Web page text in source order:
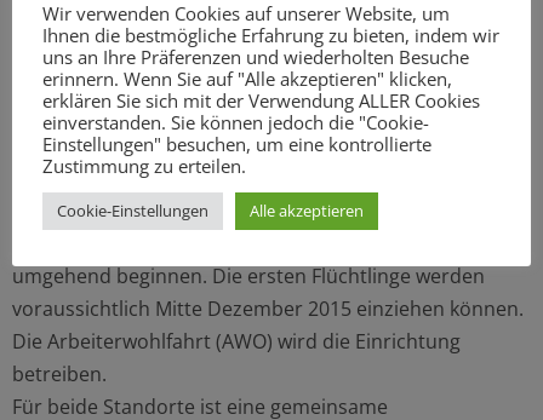
wird die Unterkunft betreiben, das Gebäude wird
unverzüglich hergerichtet. Die Belegung des Standortes
wird voraussichtlich in den kommenden Wochen
erfolgen.
Hellmesbergerweg:
In dem ehemaligen Praktiker-Baumarkt im
Hellmesbergerweg werden rund 800 Schlafplätze für
umgehend beginnen. Die ersten Flüchtlinge werden
voraussichtlich Mitte Dezember 2015 einziehen können.
Die Arbeiterwohlfahrt (AWO) wird die Einrichtung
betreiben.
Für beide Standorte ist eine gemeinsame
Wir verwenden Cookies auf unserer Website, um
Ihnen die bestmögliche Erfahrung zu bieten, indem wir
uns an Ihre Präferenzen und wiederholten Besuche
erinnern. Wenn Sie auf "Alle akzeptieren" klicken,
erklären Sie sich mit der Verwendung ALLER Cookies
einverstanden. Sie können jedoch die "Cookie-
Einstellungen" besuchen, um eine kontrollierte
Zustimmung zu erteilen.
Cookie-Einstellungen Alle akzeptieren